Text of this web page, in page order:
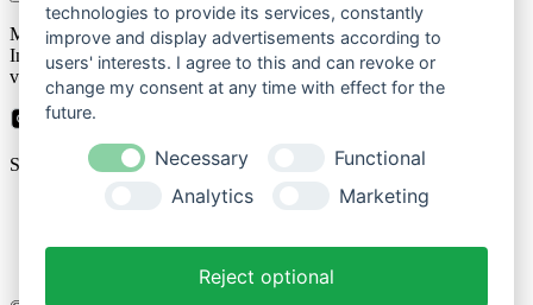
Please
leave
this
field
empty.
Mit der Anmeldung zum Newsletter stimmen Sie zu, dass wir Ihre
Informationen im Rahmen unsererDatenschutzbestimmungen
verarbeiten.
Sicher bezahlen mit
Impressum
Datenschutzerklärung
technologies to provide its services, constantly
improve and display advertisements according to
users' interests. I agree to this and can revoke or
change my consent at any time with effect for the
future.
Necessary
Functional
Analytics
Marketing
Reject optional